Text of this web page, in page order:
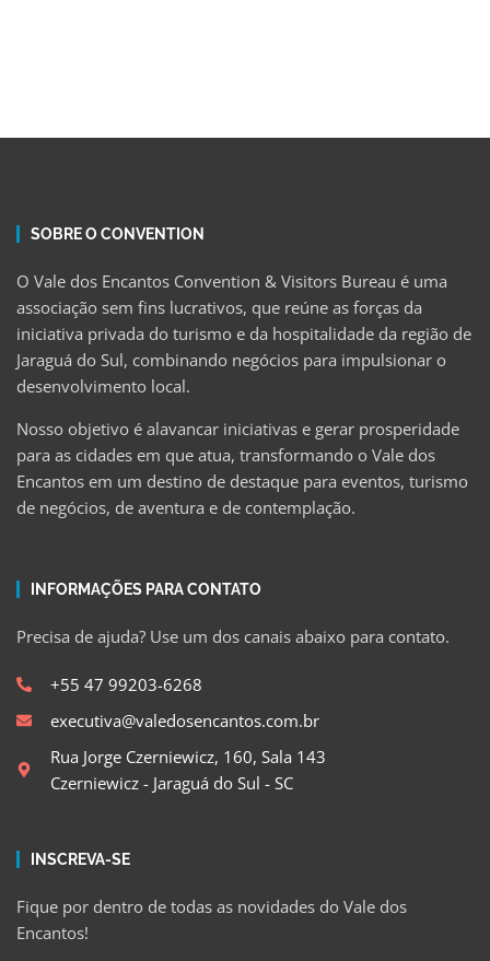
SOBRE O CONVENTION
O Vale dos Encantos Convention & Visitors Bureau é uma
associação sem fins lucrativos, que reúne as forças da
iniciativa privada do turismo e da hospitalidade da região de
Jaraguá do Sul, combinando negócios para impulsionar o
desenvolvimento local.
Nosso objetivo é alavancar iniciativas e gerar prosperidade
para as cidades em que atua, transformando o Vale dos
Encantos em um destino de destaque para eventos, turismo
de negócios, de aventura e de contemplação.
INFORMAÇÕES PARA CONTATO
Precisa de ajuda? Use um dos canais abaixo para contato.
+55 47 99203-6268
executiva@valedosencantos.com.br
Rua Jorge Czerniewicz, 160, Sala 143
Czerniewicz - Jaraguá do Sul - SC
INSCREVA-SE
Fique por dentro de todas as novidades do Vale dos
Encantos!